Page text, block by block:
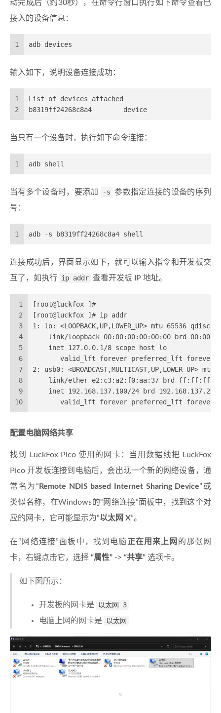
动完成后（约30秒），在命令行窗口执行如下命令查看已
接入的设备信息：
1 adb devices
输入如下，说明设备连接成功：
1
2
List of devices attached
b8319ff24268c8a4        device
当只有一个设备时，执行如下命令连接：
1 adb shell
当有多个设备时，要添加 -s 参数指定连接的设备的序列
号：
1 adb -s b8319ff24268c8a4 shell
连接成功后，界面显示如下，就可以输入指令和开发板交
互了，如执行 ip addr 查看开发板 IP 地址。
1
2
3
4
5
6
7
8
9
10
[root@luckfox ]#
[root@luckfox ]# ip addr
1: lo: <LOOPBACK,UP,LOWER_UP> mtu 65536 qdisc
link/loopback 00:00:00:00:00:00 brd
    inet 127.0.0.1/8 scope host lo
       valid_lft forever preferred_lft forever
2: usb0:
link/ether e2:c3:a2:f0:aa:37 brd
inet 192.168.137.100/24 brd 192.168.137.255
       valid_lft forever preferred_lft forever
配置电脑网络共享
找到 LuckFox Pico 使用的网卡：当用数据线把 LuckFox
Pico 开发板连接到电脑后，会出现一个新的网络设备，通
常名为“ Remote NDIS based Internet Sharing Device”或
类似名称，在Windows的“网络连接”面板中，找到这个对
应的网卡，它可能显示为“以太网 X”。
在“网络连接”面板中，找到电脑 正在用来上网 的那张网
卡，右键点击它，选择 “属性” -> “共享” 选项卡。
如下图所示：
开发板的网卡是
以太网 3
电脑上网的网卡是
以太网